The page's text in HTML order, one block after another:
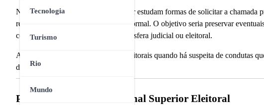
Tecnologia
Turismo
Rio
Mundo
Nesse cenário, adversários do senador estudam formas de solicitar a
reunir elementos antes de uma ação formal. O objetivo seria preservar
conversa, caso o caso avance para a esfera judicial ou eleitoral.
A estratégia é comum em disputas eleitorais quando há suspeita de condutas
durante o período pré-eleitoral.
Possível atuação do Tribunal Superior Eleitoral